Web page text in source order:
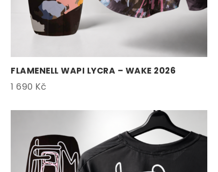
FLAMENELL WAPI LYCRA – WAKE 2026
1 690 Kč